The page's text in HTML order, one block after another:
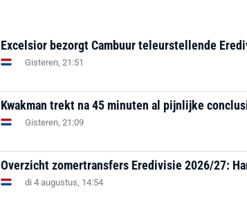
Excelsior bezorgt Cambuur teleurstellende
Gisteren, 21:51
Kwakman trekt na 45 minuten al pijnlijke
Gisteren, 21:09
Overzicht zomertransfers Eredivisie 2026/27:
di 4 augustus, 14:54